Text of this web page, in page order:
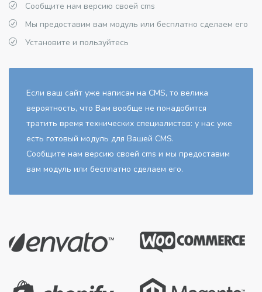
Cообщите нам версию своей cms
Мы предоставим вам модуль или бесплатно сделаем его
Установите и пользуйтесь
Если ваш сайт уже написан на CMS, то велика
вероятность, что Вам вообще не понадобится
тратить время технических специалистов: у нас уже
есть готовый модуль для Вашей CMS.
Cообщите нам версию своей cms и мы предоставим
вам модуль или бесплатно сделаем его.